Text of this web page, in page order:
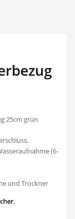
25cm grün
(6-
und Trockner
,